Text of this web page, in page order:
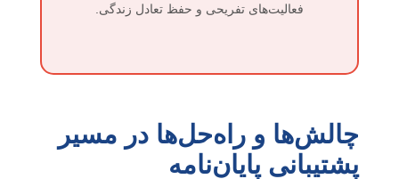
فعالیت‌های تفریحی و حفظ تعادل زندگی.
چالش‌ها و راه‌حل‌ها در مسیر
پشتیبانی پایان‌نامه